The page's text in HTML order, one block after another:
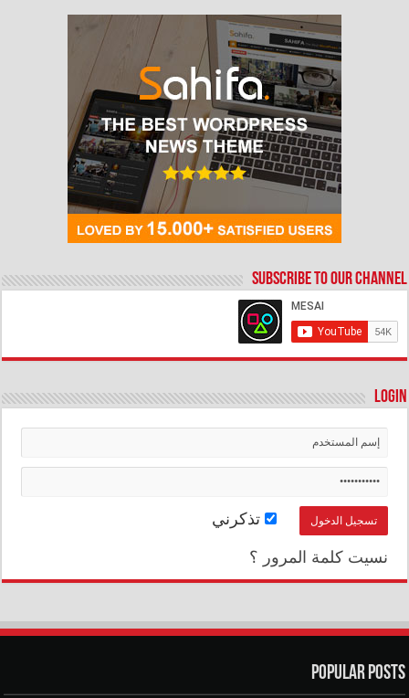
Subscribe to our Channel
Login
تذكرني
نسيت كلمة المرور ؟
Popular Posts